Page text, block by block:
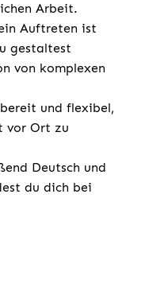
Arbeit.
Auftreten ist
gestaltest
von komplexen
und flexibel,
vor Ort zu
Deutsch und
du dich bei